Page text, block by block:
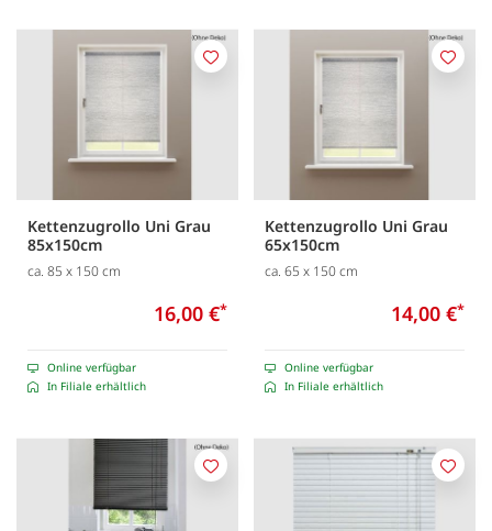
Kettenzugrollo Uni Grau
85x150cm
ca. 85 x 150 cm
16,00 €*
Online verfügbar
In Filiale erhältlich
Merken
Kettenzugrollo Uni Grau
65x150cm
ca. 65 x 150 cm
14,00 €*
Online verfügbar
In Filiale erhältlich
Merken